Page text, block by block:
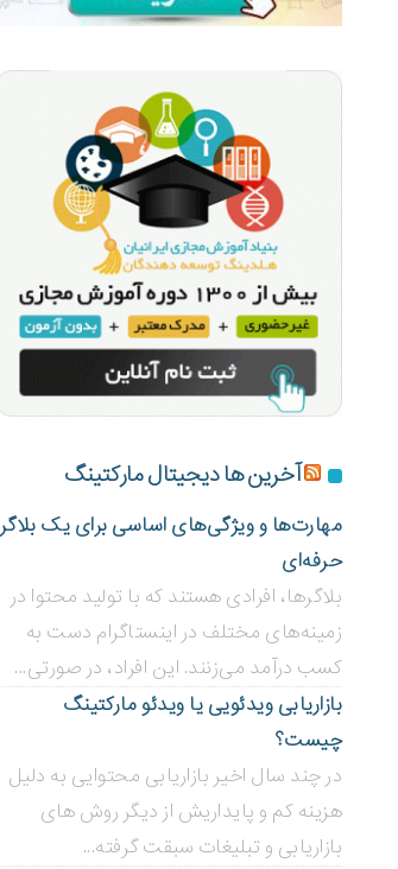
آخرین ها دیجیتال مارکتینگ
مهارت‌ها و ویژگی‌های اساسی برای یک بلاگر
حرفه‌ای
بلاگر‌ها، افرادی هستند که با تولید محتوا در
زمینه‌های مختلف در اینستاگرام دست به
کسب درآمد می‌زنند. این افراد، در صورتی...
بازاریابی ویدئویی ‌یا ویدئو مارکتینگ
چیست؟
در چند سال اخیر بازاریابی محتوایی به دلیل
هزینه کم و پایداریش از دیگر روش های
بازاریابی و تبلیغات سبقت گرفته...